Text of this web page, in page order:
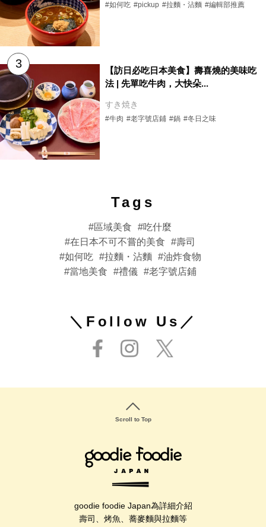
#如何吃 #pickup #拉麵・沾麵 #編輯部推薦
【訪日必吃日本美食】壽喜燒的美味吃
法 | 先單吃牛肉，大快朵...
すき焼き
#牛肉 #老字號店鋪 #鍋 #冬日之味
Tags
區域美食
吃什麼
在日本不可不嘗的美食
壽司
如何吃
拉麵・沾麵
油炸食物
當地美食
禮儀 老字號店鋪
＼Follow Us／
Scroll to Top
goodie foodie Japan為詳細介紹
壽司、烤魚、蕎麥麵與拉麵等